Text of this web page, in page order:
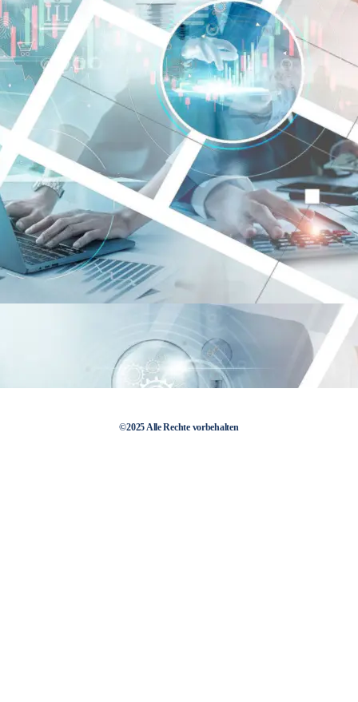
©2025 Alle Rechte vorbehalten